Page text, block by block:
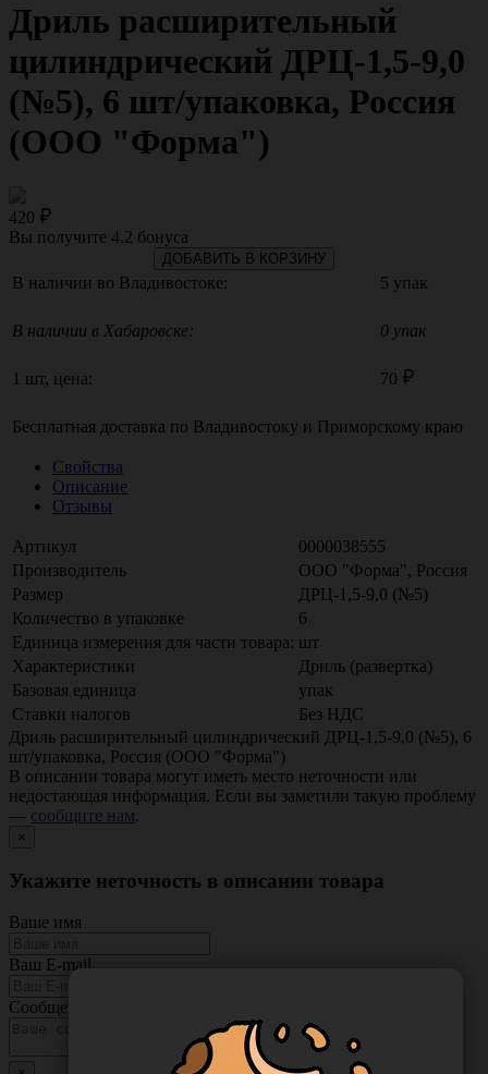
Дриль расширительный
цилиндрический ДРЦ-1,5-9,0
(№5), 6 шт/упаковка, Россия
(ООО "Форма")
420
Вы получите 4.2 бонуса
ДОБАВИТЬ В КОРЗИНУ
В наличии во Владивостоке: 5 упак
В наличии в Хабаровске: 0 упак
1 шт, цена: 70
Бесплатная доставка по Владивостоку и Приморскому краю
Свойства
Описание
Отзывы
Артикул
0000038555
Производитель
ООО "Форма", Россия
Размер
ДРЦ-1,5-9,0 (№5)
Количество в упаковке
6
Единица измерения для части товара: шт
Характеристики
Дриль (развертка)
Базовая единица
упак
Ставки налогов
Без НДС
Дриль расширительный цилиндрический ДРЦ-1,5-9,0 (№5), 6
шт/упаковка, Россия (ООО "Форма")
В описании товара могут иметь место неточности или
недостающая информация. Если вы заметили такую проблему
— сообщите нам.
×
Укажите неточность в описании товара
Ваше имя
Ваш E-mail
Сообщение